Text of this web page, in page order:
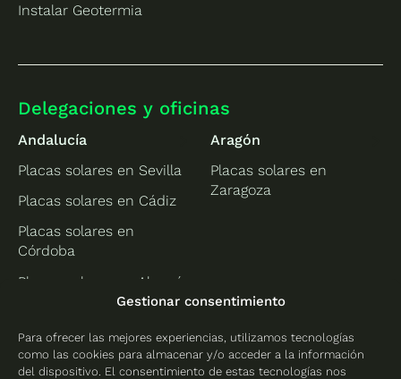
Gestionar consentimiento
Para ofrecer las mejores experiencias, utilizamos tecnologías
como las cookies para almacenar y/o acceder a la información
del dispositivo. El consentimiento de estas tecnologías nos
Instalar Geotermia
Delegaciones y oficinas
Andalucía
Placas solares en Sevilla
Placas solares en Cádiz
Placas solares en
Córdoba
Placas solares en Almería
Placas solares en
Granada
Placas solares en Huelva
Aragón
Placas solares en
Zaragoza